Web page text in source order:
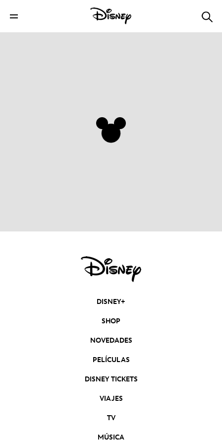
DISNEY+
SHOP
NOVEDADES
PELÍCULAS
DISNEY TICKETS
VIAJES
TV
MÚSICA